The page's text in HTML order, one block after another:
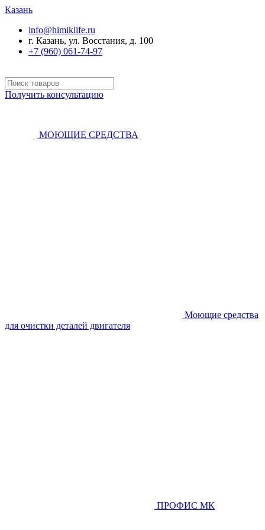
Казань
info@himiklife.ru
г. Казань, ул. Восстания, д. 100
+7 (960) 061-74-97
Получить консультацию
МОЮЩИЕ СРЕДСТВА
Моющие средства
для очистки деталей двигателя
ПРОФИС МК